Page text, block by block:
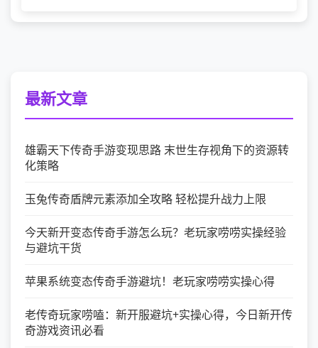
最新文章
雄霸天下传奇手游变现思路 末世生存视角下的资源转
化策略
玉兔传奇盾牌元素添加全攻略 轻松提升战力上限
今天新开变态传奇手游怎么玩？老玩家唠唠实操经验
与避坑干货
苹果系统变态传奇手游避坑！老玩家唠唠实操心得
老传奇玩家唠嗑：新开服避坑+实操心得，今日新开传
奇游戏资讯必看